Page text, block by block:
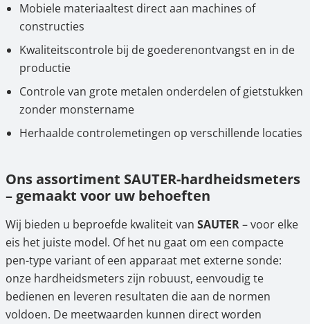
Mobiele materiaaltest direct aan machines of
constructies
Kwaliteitscontrole bij de goederenontvangst en in de
productie
Controle van grote metalen onderdelen of gietstukken
zonder monstername
Herhaalde controlemetingen op verschillende locaties
Ons assortiment SAUTER-hardheidsmeters
– gemaakt voor uw behoeften
Wij bieden u beproefde kwaliteit van SAUTER– voor elke
eis het juiste model. Of het nu gaat om een compacte
pen-type variant of een apparaat met externe sonde:
onze hardheidsmeters zijn robuust, eenvoudig te
bedienen en leveren resultaten die aan de normen
voldoen. De meetwaarden kunnen direct worden